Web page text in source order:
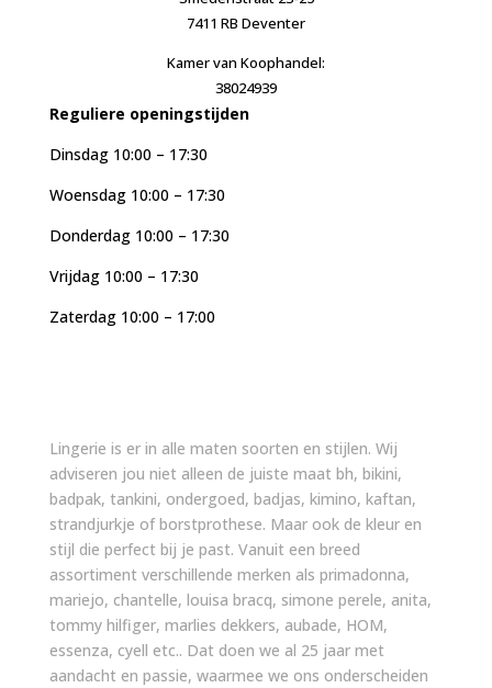
7411 RB Deventer
Kamer van Koophandel:
38024939
Reguliere openingstijden
Dinsdag 10:00 – 17:30
Woensdag 10:00 – 17:30
Donderdag 10:00 – 17:30
Vrijdag 10:00 – 17:30
Zaterdag 10:00 – 17:00
Lingerie is er in alle maten soorten en stijlen. Wij
adviseren jou niet alleen de juiste maat bh, bikini,
badpak, tankini, ondergoed, badjas, kimino, kaftan,
strandjurkje of borstprothese. Maar ook de kleur en
stijl die perfect bij je past. Vanuit een breed
assortiment verschillende merken als primadonna,
mariejo, chantelle, louisa bracq, simone perele, anita,
tommy hilfiger, marlies dekkers, aubade, HOM,
essenza, cyell etc.. Dat doen we al 25 jaar met
aandacht en passie, waarmee we ons onderscheiden